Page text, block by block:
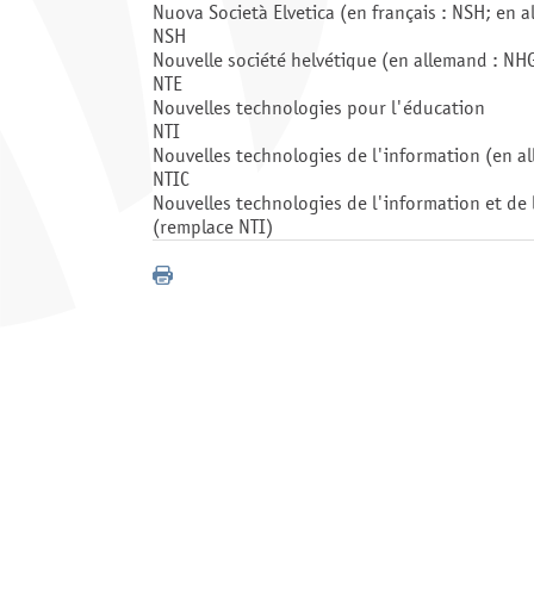
Nuova Società Elvetica (en français : NSH; en
NSH
Nouvelle société helvétique (en allemand :
NTE
Nouvelles technologies pour l'éducation
NTI
Nouvelles technologies de l'information (en
NTIC
Nouvelles technologies de l'information et de
(remplace NTI)